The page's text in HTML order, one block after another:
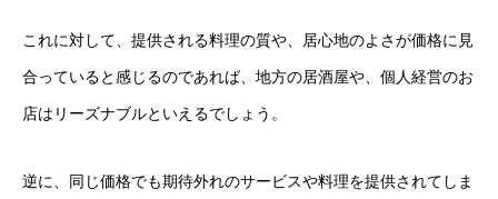
これに対して、提供される料理の質や、居心地のよさが価格に見
合っていると感じるのであれば、地方の居酒屋や、個人経営のお
店はリーズナブルといえるでしょう。
逆に、同じ価格でも期待外れのサービスや料理を提供されてしま